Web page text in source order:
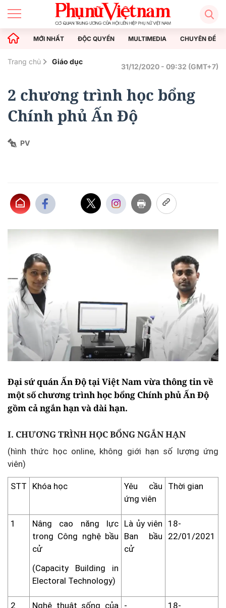
MỚI NHẤT ĐỘC QUYỀN MULTIMEDIA CHUYÊN ĐỀ
Trang chủ Giáo dục
31/12/2020 - 09:32 (GMT+7)
2 chương trình học bổng
Chính phủ Ấn Độ
PV
Đại sứ quán Ấn Độ tại Việt Nam vừa thông tin về
một số chương trình học bổng Chính phủ Ấn Độ
gồm cả ngắn hạn và dài hạn.
I. CHƯƠNG TRÌNH HỌC BỔNG NGẮN HẠN
(hình thức học online, không giới hạn số lượng ứng
viên)
STT Khóa học
Yêu cầu
ứng viên
Thời gian
1
Nâng cao năng lực
trong Công nghệ bầu
cử
(Capacity Building in
Electoral Technology)
Là ủy viên
Ban bầu
cử
18-
22/01/2021
2
Nghệ thuật sống của -
18-